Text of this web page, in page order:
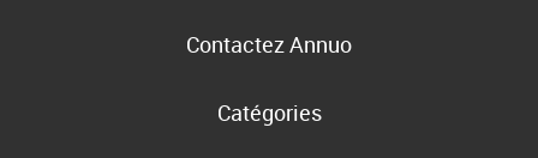
Contactez Annuo
Catégories